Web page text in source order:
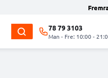
78 79 3103
Man - Fre: 10:00 -